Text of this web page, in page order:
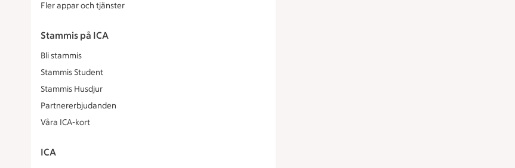
Fler appar och tjänster
Stammis på ICA
Bli stammis
Stammis Student
Stammis Husdjur
Partnererbjudanden
Våra ICA-kort
ICA